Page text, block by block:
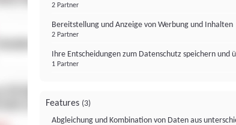
2 Partner
Bereitstellung und Anzeige von Werbung und Inhalten
2 Partner
Ihre Entscheidungen zum Datenschutz speichern und
1 Partner
Features (3)
Abgleichung und Kombination von Daten aus